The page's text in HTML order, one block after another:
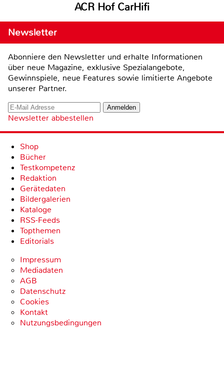
ACR Hof CarHifi
Newsletter
Abonniere den Newsletter und erhalte Informationen
über neue Magazine, exklusive Spezialangebote,
Gewinnspiele, neue Features sowie limitierte Angebote
unserer Partner.
Newsletter abbestellen
Shop
Bücher
Testkompetenz
Redaktion
Gerätedaten
Bildergalerien
Kataloge
RSS-Feeds
Topthemen
Editorials
Impressum
Mediadaten
AGB
Datenschutz
Cookies
Kontakt
Nutzungsbedingungen